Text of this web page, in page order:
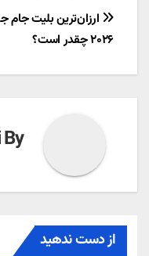
راهبری
نوشته
ارزان‌ترین بلیت جام
۲۰۲۶ چقدر است؟
By
از دست ندهید